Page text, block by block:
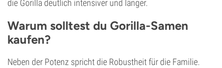
die Gorilla deutlich intensiver und länger.
Warum solltest du Gorilla-Samen
kaufen?
Neben der Potenz spricht die Robustheit für die Familie.